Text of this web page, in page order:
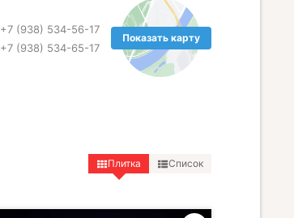
Показать карту
+7 (938) 534-56-17
+7 (938) 534-65-17
Плитка Список